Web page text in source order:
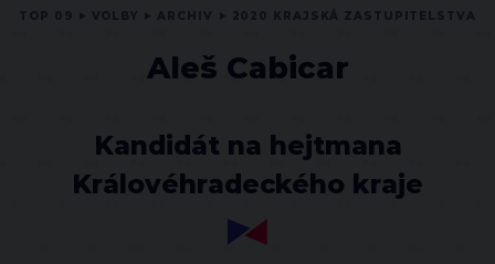
Aleš Cabicar
Kandidát na hejtmana
Královéhradeckého kraje